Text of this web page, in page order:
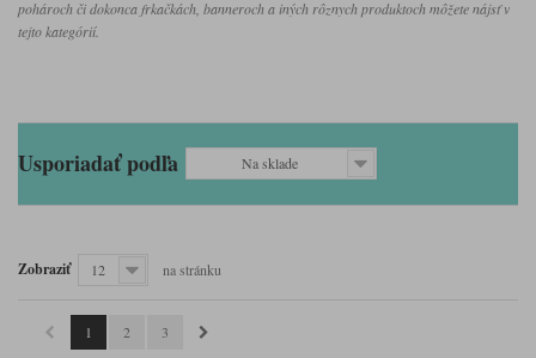
pohároch či dokonca frkačkách, banneroch a iných rôznych produktoch môžete nájsť v
tejto kategórií.
Usporiadať podľa Na sklade
Zobraziť 12 na stránku
1 2 3